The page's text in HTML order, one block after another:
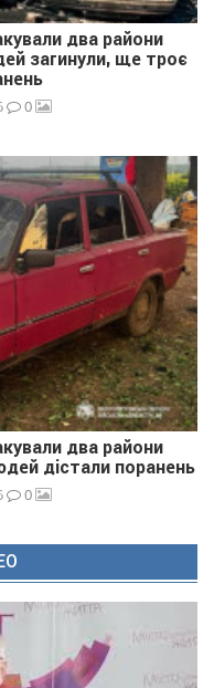
два райони
загинули, ще троє
0
два райони
дістали поранень
0